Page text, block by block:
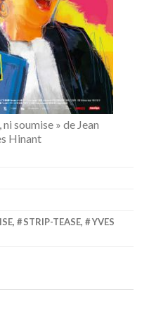
soumise » de Jean
Hinant
, STRIP-TEASE,
YVES